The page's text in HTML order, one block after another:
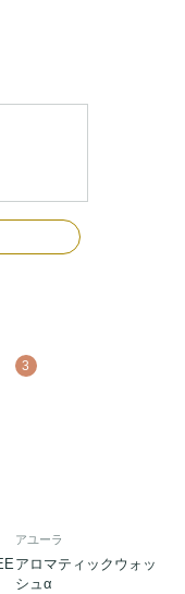
3
アユーラ
アロマティックウォッ
シュα